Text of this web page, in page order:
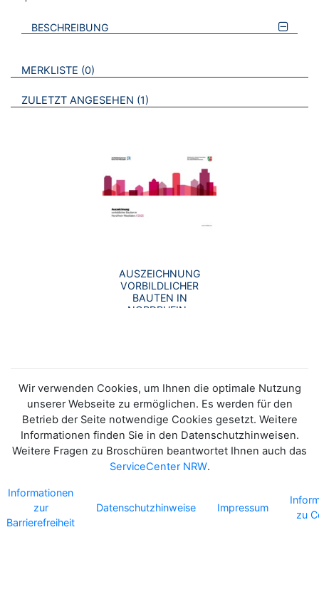
BESCHREIBUNG
VERWEISE AUF VERMERKTE- ODER ZULETZT ANGESEHENE
MERKLISTE 0 BROSCHÜREN
ZULETZT ANGESEHEN 1 BROSCHÜREN
AUSZEICHNUNG
VORBILDLICHER
BAUTEN IN
NORDRHEIN-
Wir verwenden Cookies, um Ihnen die optimale Nutzung
unserer Webseite zu ermöglichen. Es werden für den
Betrieb der Seite notwendige Cookies gesetzt. Weitere
Informationen finden Sie in den Datenschutzhinweisen.
Weitere Fragen zu Broschüren beantwortet Ihnen auch das
ServiceCenter NRW.
Informationen
zur
Barrierefreiheit
Datenschutzhinweise Impressum
zu